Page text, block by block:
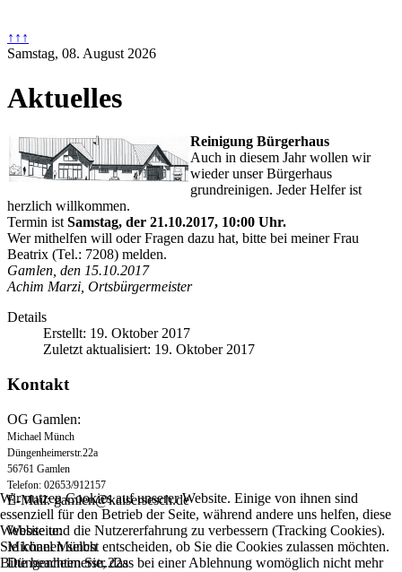
↑↑↑
Samstag, 08. August 2026
Aktuelles
Reinigung Bürgerhaus
Auch in diesem Jahr wollen wir
wieder unser Bürgerhaus
grundreinigen. Jeder Helfer ist
herzlich willkommen.
Termin ist Samstag, der 21.10.2017, 10:00 Uhr.
Wer mithelfen will oder Fragen dazu hat, bitte bei meiner Frau
Beatrix (Tel.: 7208) melden.
Gamlen, den 15.10.2017
Achim Marzi, Ortsbürgermeister
Details
Erstellt: 19. Oktober 2017
Zuletzt aktualisiert: 19. Oktober 2017
Wir nutzen Cookies auf unserer Website. Einige von ihnen sind
essenziell für den Betrieb der Seite, während andere uns helfen, diese
Website und die Nutzererfahrung zu verbessern (Tracking Cookies).
Sie können selbst entscheiden, ob Sie die Cookies zulassen möchten.
Bitte beachten Sie, dass bei einer Ablehnung womöglich nicht mehr
Kontakt
OG Gamlen:
Michael Münch
Düngenheimerstr.22a
56761 Gamlen
Telefon: 02653/912157
E-Mail:gamlen@kaisersesch.de
Webseite:
Michael Münch
Düngenheimerstr.22a